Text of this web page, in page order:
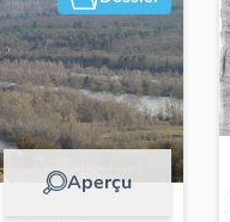
Aperçu